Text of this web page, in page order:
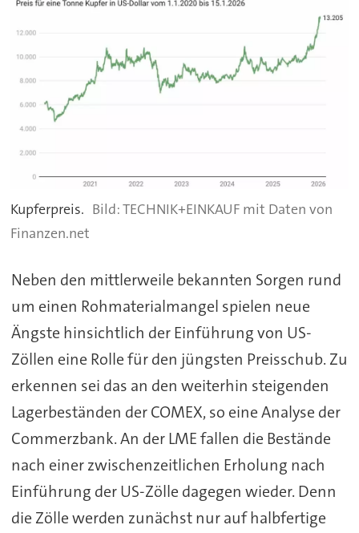
Kupferpreis.
TECHNIK+EINKAUF mit Daten von
Finanzen.net
Neben den mittlerweile bekannten Sorgen rund
um einen Rohmaterialmangel spielen neue
Ängste hinsichtlich der Einführung von US-
Zöllen eine Rolle für den jüngsten Preisschub. Zu
erkennen sei das an den weiterhin steigenden
Lagerbeständen der COMEX, so eine Analyse der
Commerzbank. An der LME fallen die Bestände
nach einer zwischenzeitlichen Erholung nach
Einführung der US-Zölle dagegen wieder. Denn
die Zölle werden zunächst nur auf halbfertige